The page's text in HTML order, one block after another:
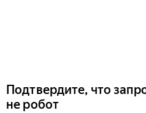
Подтвердите, что
не робот